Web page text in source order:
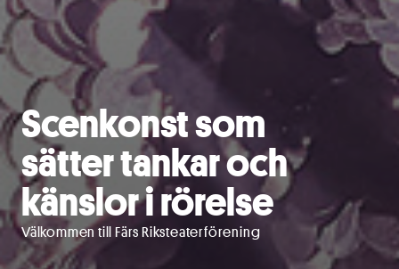
Scenkonst som
sätter tankar och
känslor i rörelse
Välkommen till Färs Riksteaterförening